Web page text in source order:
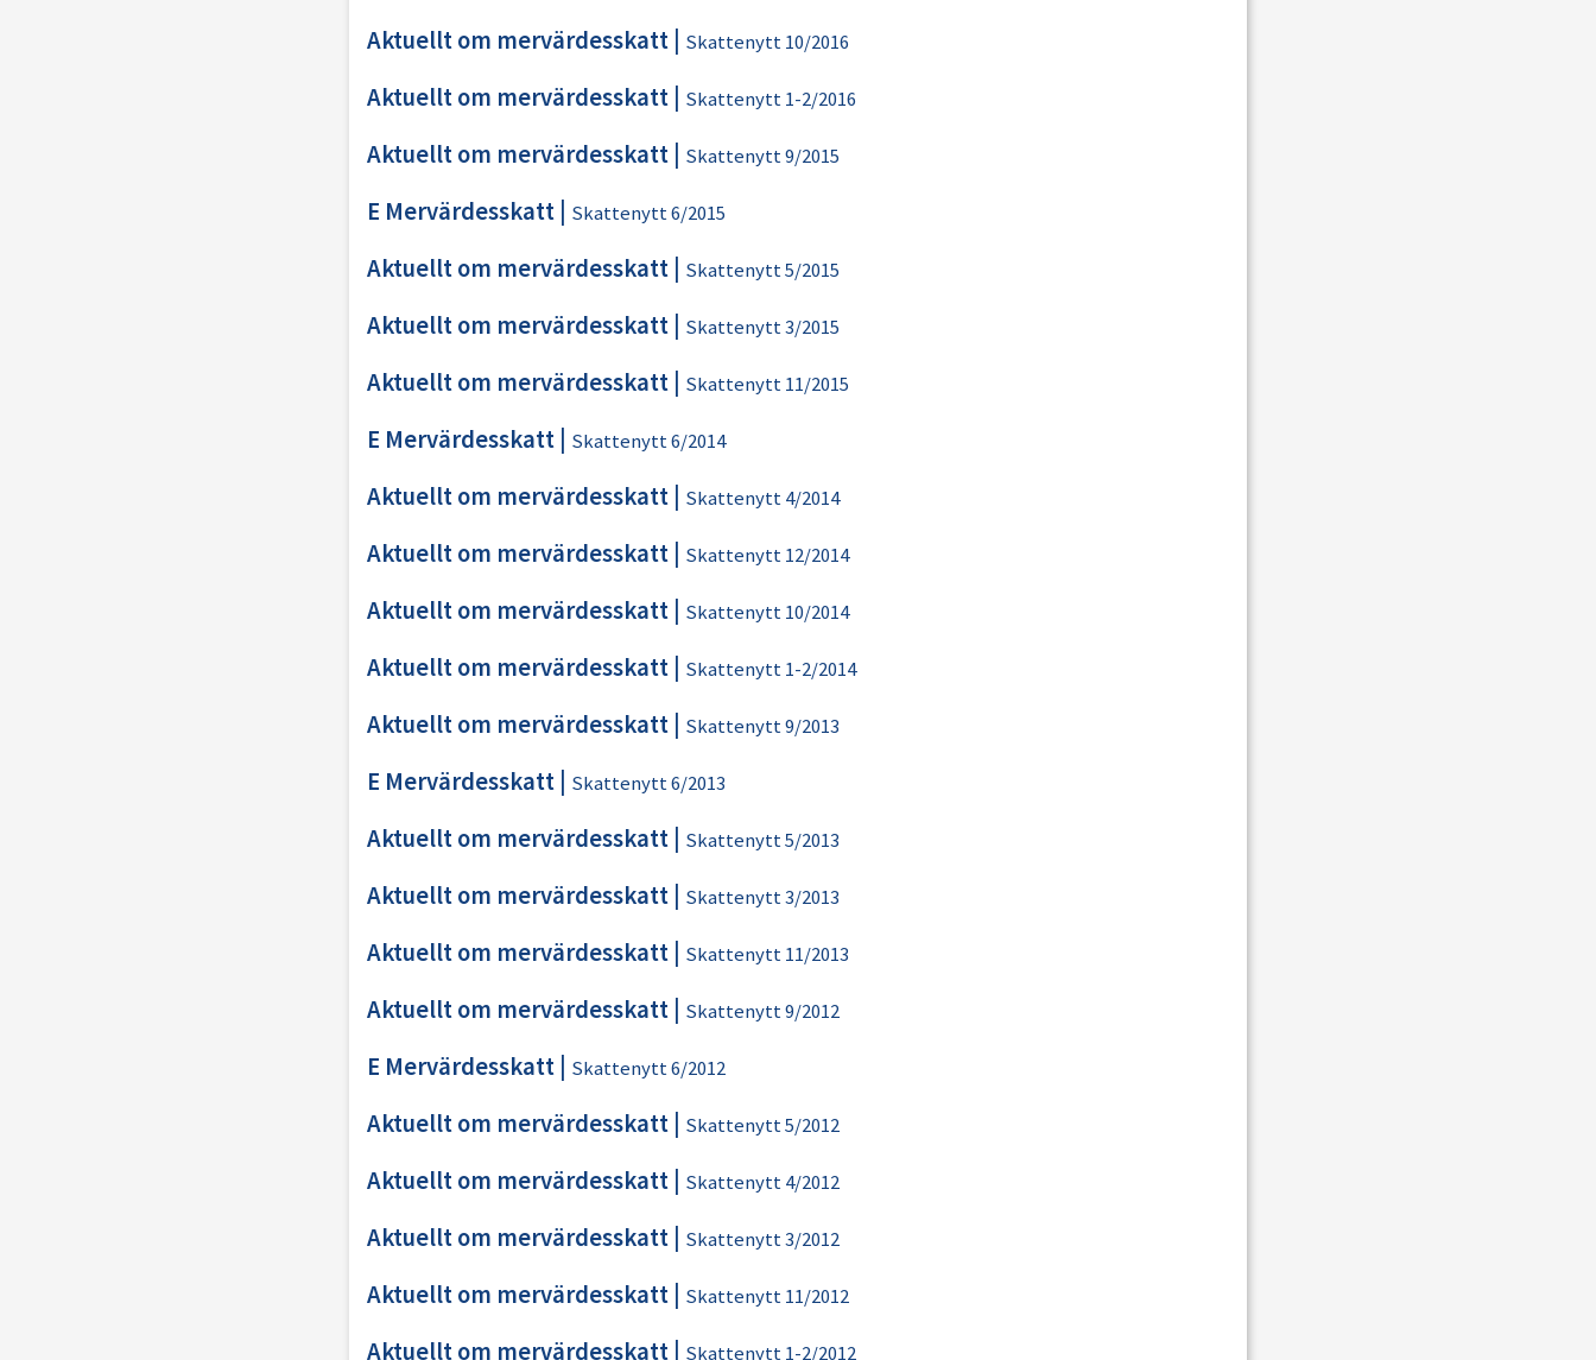
Aktuellt om mervärdesskatt| Skattenytt 10/2016
Aktuellt om mervärdesskatt| Skattenytt 1-2/2016
Aktuellt om mervärdesskatt| Skattenytt 9/2015
E Mervärdesskatt| Skattenytt 6/2015
Aktuellt om mervärdesskatt| Skattenytt 5/2015
Aktuellt om mervärdesskatt| Skattenytt 3/2015
Aktuellt om mervärdesskatt| Skattenytt 11/2015
E Mervärdesskatt| Skattenytt 6/2014
Aktuellt om mervärdesskatt| Skattenytt 4/2014
Aktuellt om mervärdesskatt| Skattenytt 12/2014
Aktuellt om mervärdesskatt| Skattenytt 10/2014
Aktuellt om mervärdesskatt| Skattenytt 1-2/2014
Aktuellt om mervärdesskatt| Skattenytt 9/2013
E Mervärdesskatt| Skattenytt 6/2013
Aktuellt om mervärdesskatt| Skattenytt 5/2013
Aktuellt om mervärdesskatt| Skattenytt 3/2013
Aktuellt om mervärdesskatt| Skattenytt 11/2013
Aktuellt om mervärdesskatt| Skattenytt 9/2012
E Mervärdesskatt| Skattenytt 6/2012
Aktuellt om mervärdesskatt| Skattenytt 5/2012
Aktuellt om mervärdesskatt| Skattenytt 4/2012
Aktuellt om mervärdesskatt| Skattenytt 3/2012
Aktuellt om mervärdesskatt| Skattenytt 11/2012
Aktuellt om mervärdesskatt| Skattenytt 1-2/2012